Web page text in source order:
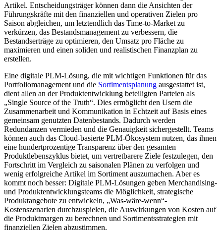
Artikel. Entscheidungsträger können dann die Ansichten der
Führungskräfte mit den finanziellen und operativen Zielen pro
Saison abgleichen, um letztendlich das Time-to-Market zu
verkürzen, das Bestandsmanagement zu verbessern, die
Bestandserträge zu optimieren, den Umsatz pro Fläche zu
maximieren und einen soliden und realistischen Finanzplan zu
erstellen.
Eine digitale PLM-Lösung, die mit wichtigen Funktionen für das
Portfoliomanagement und die Sortimentsplanung ausgestattet ist,
dient allen an der Produktentwicklung beteiligten Parteien als
„Single Source of the Truth“. Dies ermöglicht den Usern die
Zusammenarbeit und Kommunikation in Echtzeit auf Basis eines
gemeinsam genutzten Datenbestands. Dadurch werden
Redundanzen vermieden und die Genauigkeit sichergestellt. Teams
können auch das Cloud-basierte PLM-Ökosystem nutzen, das ihnen
eine hundertprozentige Transparenz über den gesamten
Produktlebenszyklus bietet, um vertretbarere Ziele festzulegen, den
Fortschritt im Vergleich zu saisonalen Plänen zu verfolgen und
wenig erfolgreiche Artikel im Sortiment auszumachen. Aber es
kommt noch besser: Digitale PLM-Lösungen geben Merchandising-
und Produktentwicklungsteams die Möglichkeit, strategische
Produktangebote zu entwickeln, „Was-wäre-wenn“-
Kostenszenarien durchzuspielen, die Auswirkungen von Kosten auf
die Produktmargen zu berechnen und Sortimentsstrategien mit
finanziellen Zielen abzustimmen.